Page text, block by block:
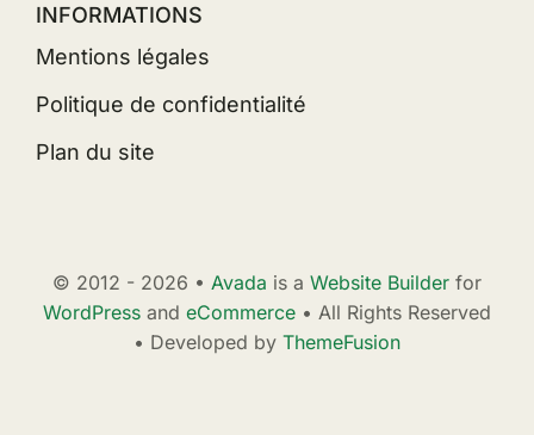
INFORMATIONS
Mentions légales
Politique de confidentialité
Plan du site
© 2012 - 2026 • Avada is a Website Builder for
WordPress and eCommerce • All Rights Reserved
• Developed by ThemeFusion